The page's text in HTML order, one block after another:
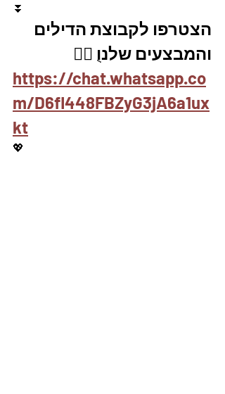
⏬
הצטרפו לקבוצת הדילים
והמבצעים שלנוֻ 👇🏽
https://chat.whatsapp.co
m/D6fl448FBZyG3jA6a1ux
kt
💖